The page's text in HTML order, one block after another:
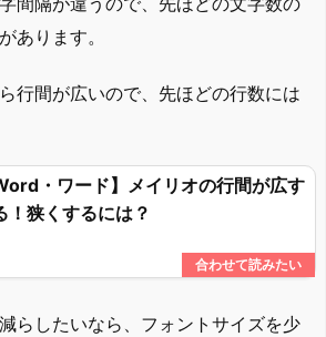
あります。
行間が広いので、先ほどの行数には
・ワード】メイリオの行間が広す
！狭くするには？
らしたいなら、フォントサイズを少